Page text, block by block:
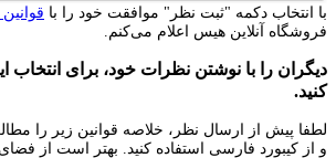
با انتخاب دکمه "ثبت نظر" موافقت خود را با
فروشگاه آنلاین هیس اعلام می‌کنم.
دیگران را با نوشتن نظرات خود، برای انتخاب
کنید.
لطفا پیش از ارسال نظر، خلاصه قوانین زیر را